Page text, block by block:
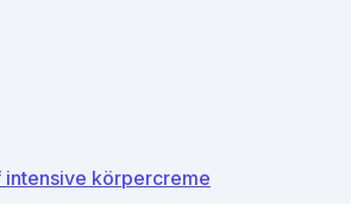
intensive körpercreme